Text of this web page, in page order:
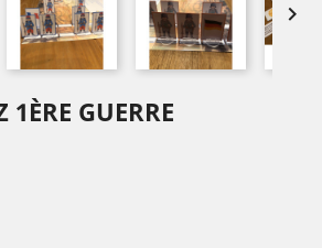

1ÈRE GUERRE